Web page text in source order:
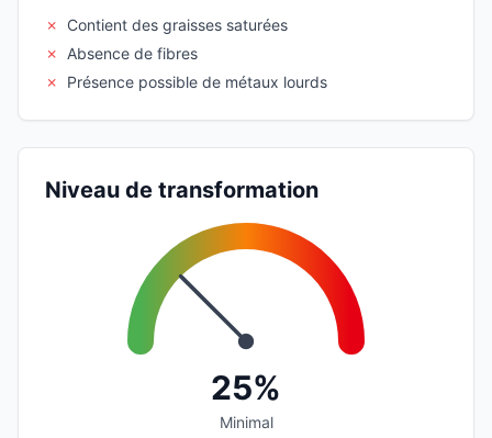
✗
Contient des graisses saturées
✗
Absence de fibres
✗
Présence possible de métaux lourds
Niveau de transformation
25%
Minimal